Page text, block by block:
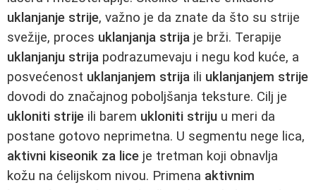
uklanjanje strije, važno je da znate da što su strije
svežije, proces uklanjanja strija je brži. Terapije
uklanjanju strija podrazumevaju i negu kod kuće, a
posvećenost uklanjanjem strija ili uklanjanjem strije
dovodi do značajnog poboljšanja teksture. Cilj je
ukloniti strije ili barem ukloniti striju u meri da
postane gotovo neprimetna. U segmentu nege lica,
aktivni kiseonik za lice je tretman koji obnavlja
kožu na ćelijskom nivou. Primena aktivnim